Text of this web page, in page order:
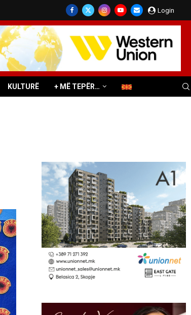
Login
KULTURË + MË TEPËR…